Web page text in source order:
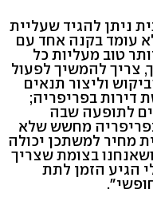
ניתן להגיד שעליית
עומד בקנה אחד עם
טוב מעליות כל
צריך להמשיך לפעול
וליצור תנאים
דירות בפריפריה;
לתופעה שבה
מחשש שלא
מחיר למשתכן יכולה
בצומת שצריך
הגיע הזמן לתת